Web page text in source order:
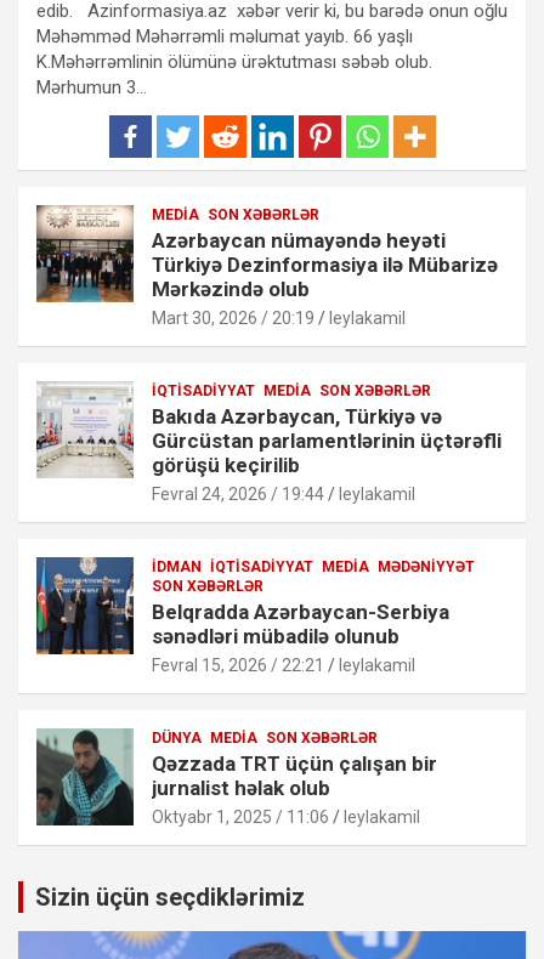
edib. Azinformasiya.az xəbər verir ki, bu barədə onun oğlu
Məhəmməd Məhərrəmli məlumat yayıb. 66 yaşlı
K.Məhərrəmlinin ölümünə ürəktutması səbəb olub.
Mərhumun 3…
MEDIA SON XƏBƏRLƏR
Azərbaycan nümayəndə heyəti
Türkiyə Dezinformasiya ilə Mübarizə
Mərkəzində olub
Mart 30, 2026 / 20:19 leylakamil
İQTISADIYYAT MEDIA SON XƏBƏRLƏR
Bakıda Azərbaycan, Türkiyə və
Gürcüstan parlamentlərinin üçtərəfli
görüşü keçirilib
Fevral 24, 2026 / 19:44 leylakamil
İDMAN İQTISADIYYAT MEDIA MƏDƏNIYYƏT
SON XƏBƏRLƏR
Belqradda Azərbaycan-Serbiya
sənədləri mübadilə olunub
Fevral 15, 2026 / 22:21 leylakamil
DÜNYA MEDIA SON XƏBƏRLƏR
Qəzzada TRT üçün çalışan bir
jurnalist həlak olub
Oktyabr 1, 2025 / 11:06 leylakamil
Sizin üçün seçdiklərimiz